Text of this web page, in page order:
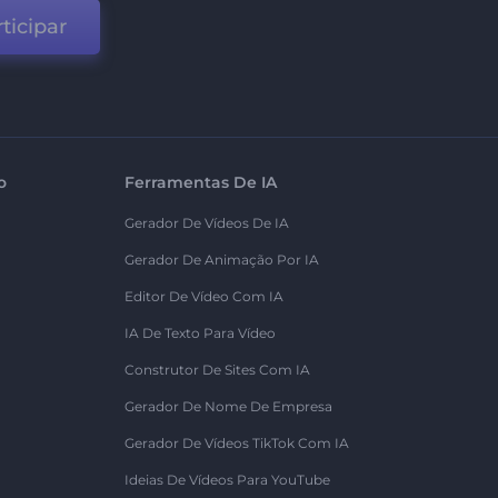
Ferramentas De IA
Gerador De Vídeos De IA
Gerador De Animação Por IA
Editor De Vídeo Com IA
IA De Texto Para Vídeo
Construtor De Sites Com IA
Gerador De Nome De Empresa
Gerador De Vídeos TikTok Com IA
Ideias De Vídeos Para YouTube